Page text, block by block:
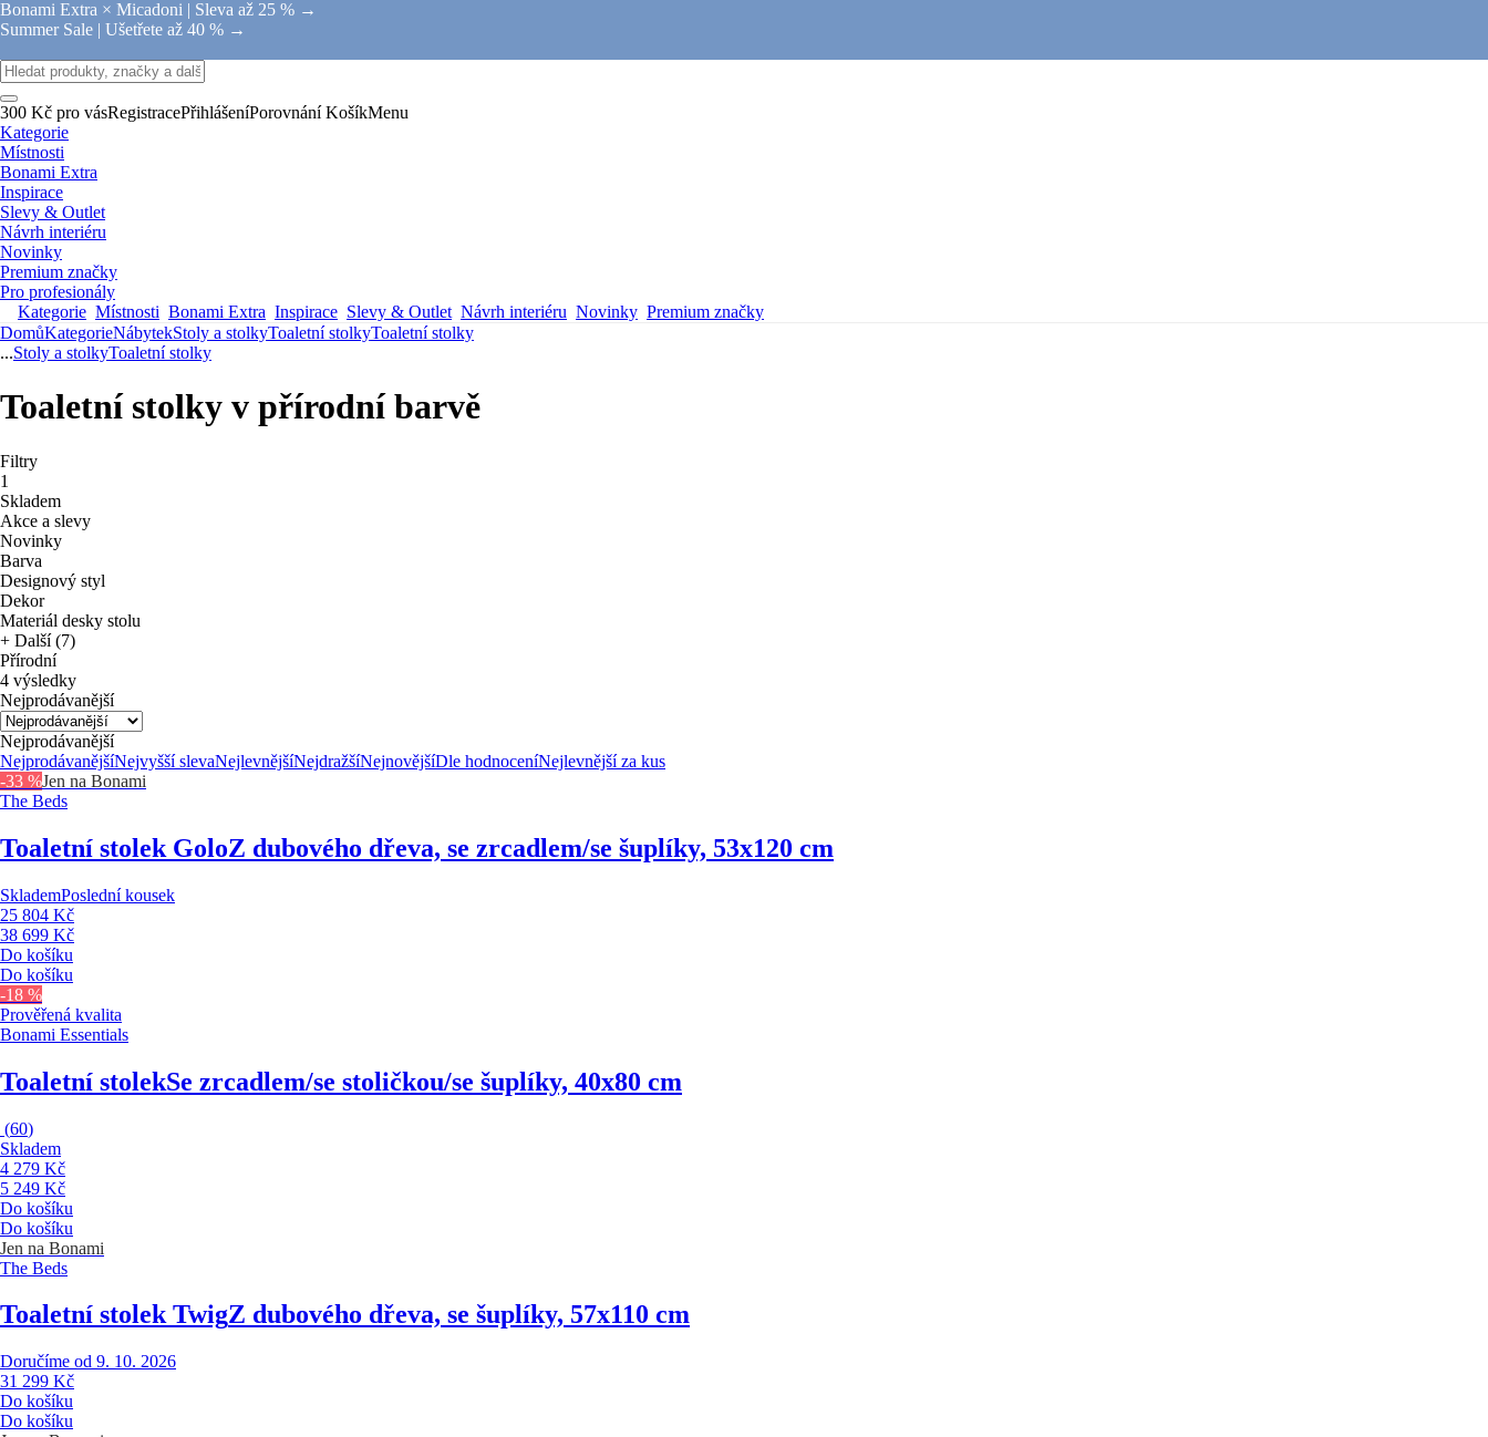
Bonami Extra × Micadoni | Sleva až 25 % →
Summer Sale | Ušetřete až 40 % →
300 Kč pro vásRegistracePřihlášeníPorovnání KošíkMenu
Kategorie
Místnosti
Bonami Extra
Inspirace
Slevy & Outlet
Návrh interiéru
Novinky
Premium značky
Pro profesionály
Kategorie Místnosti Bonami Extra Inspirace Slevy & Outlet Návrh interiéru Novinky Premium značky
DomůKategorieNábytekStoly a stolkyToaletní stolkyToaletní stolky
...Stoly a stolkyToaletní stolky
Toaletní stolky v přírodní barvě
Filtry
1
Skladem
Akce a slevy
Novinky
Barva
Designový styl
Dekor
Materiál desky stolu
+ Další (7)
Přírodní
4 výsledky
Nejprodávanější
Nejprodávanější
NejprodávanějšíNejvyšší slevaNejlevnějšíNejdražšíNejnovějšíDle hodnoceníNejlevnější za kus
-33 %Jen na Bonami
The Beds
Toaletní stolek GoloZ dubového dřeva, se zrcadlem/se šuplíky, 53x120 cm
SklademPoslední kousek
25 804 Kč
38 699 Kč
Do košíku
Do košíku
-18 %
Prověřená kvalita
Bonami Essentials
Toaletní stolekSe zrcadlem/se stoličkou/se šuplíky, 40x80 cm
(60)
Skladem
4 279 Kč
5 249 Kč
Do košíku
Do košíku
Jen na Bonami
The Beds
Toaletní stolek TwigZ dubového dřeva, se šuplíky, 57x110 cm
Doručíme od 9. 10. 2026
31 299 Kč
Do košíku
Do košíku